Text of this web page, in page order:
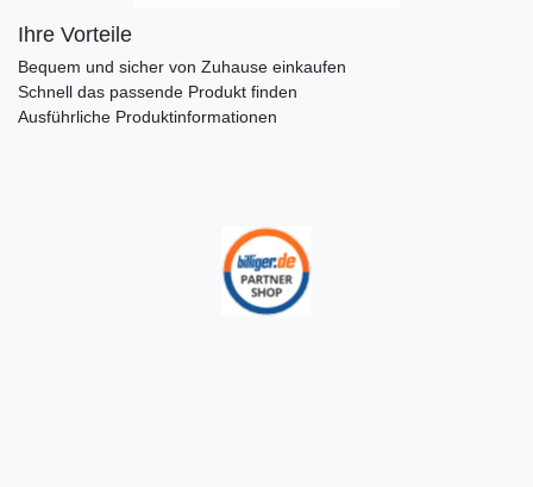
Ihre Vorteile
Bequem und sicher von Zuhause einkaufen
Schnell das passende Produkt finden
Ausführliche Produktinformationen